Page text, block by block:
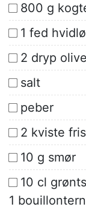
800 g
1 fed
2 dryp
salt
peber
2 kviste
10 g smør
10 cl
1